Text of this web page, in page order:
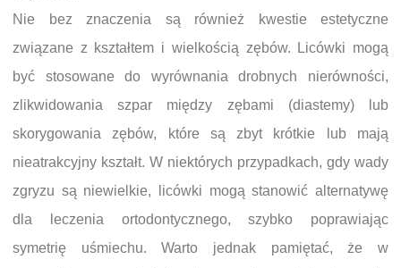
Nie bez znaczenia są również kwestie estetyczne
związane z kształtem i wielkością zębów. Licówki mogą
być stosowane do wyrównania drobnych nierówności,
zlikwidowania szpar między zębami (diastemy) lub
skorygowania zębów, które są zbyt krótkie lub mają
nieatrakcyjny kształt. W niektórych przypadkach, gdy wady
zgryzu są niewielkie, licówki mogą stanowić alternatywę
dla leczenia ortodontycznego, szybko poprawiając
symetrię uśmiechu. Warto jednak pamiętać, że w